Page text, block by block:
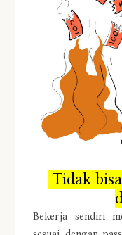
Tidak
Bekerja sendiri